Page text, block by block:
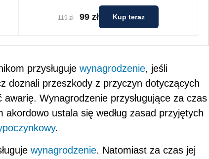
119 zł 99 zł Kup teraz
przysługuje wynagrodzenie, jeśli
doznali przeszkody z przyczyn dotyczących
Wynagrodzenie przysługujące za czas
ustala się według zasad przyjętych
.
wynagrodzenie. Natomiast za czas jej